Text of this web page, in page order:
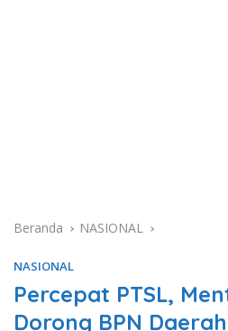
Beranda NASIONAL
NASIONAL
Percepat PTSL,
Dorong BPN